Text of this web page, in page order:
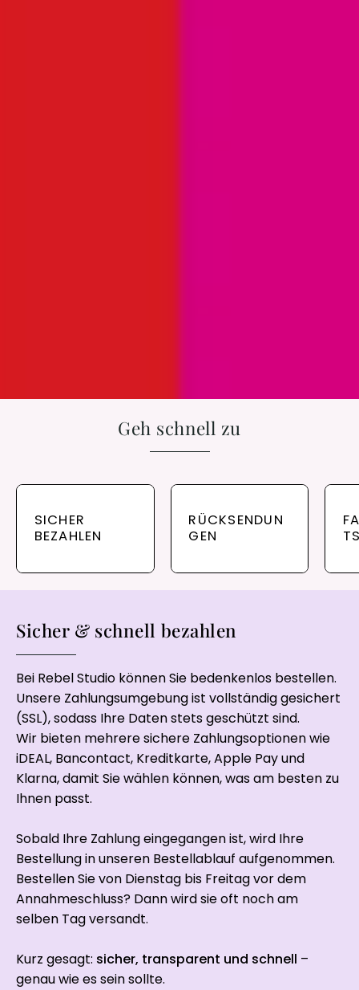
Geh schnell zu
SICHER
BEZAHLEN
RÜCKSENDUN
GEN
Sicher & schnell bezahlen
Bei Rebel Studio können Sie bedenkenlos bestellen.
Unsere Zahlungsumgebung ist vollständig gesichert
(SSL), sodass Ihre Daten stets geschützt sind.
Wir bieten mehrere sichere Zahlungsoptionen wie
iDEAL, Bancontact, Kreditkarte, Apple Pay und
Klarna, damit Sie wählen können, was am besten zu
Ihnen passt.
Sobald Ihre Zahlung eingegangen ist, wird Ihre
Bestellung in unseren Bestellablauf aufgenommen.
Bestellen Sie von Dienstag bis Freitag vor dem
Annahmeschluss? Dann wird sie oft noch am
selben Tag versandt.
Kurz gesagt: sicher, transparent und schnell –
genau wie es sein sollte.